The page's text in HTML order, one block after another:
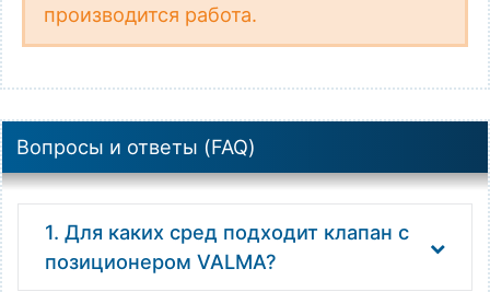
производится работа.
Вопросы и ответы (FAQ)
1. Для каких сред подходит клапан с
позиционером VALMA?